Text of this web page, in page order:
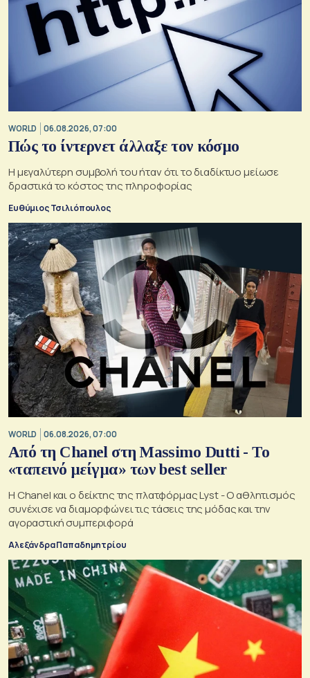
WORLD 06.08.2026, 07:00
Πώς το ίντερνετ άλλαξε τον κόσμο
Η μεγαλύτερη συμβολή του ήταν ότι το διαδίκτυο μείωσε
δραστικά το κόστος της πληροφορίας
Ευθύμιος Τσιλιόπουλος
WORLD 06.08.2026, 07:00
Από τη Chanel στη Massimo Dutti - Το
«ταπεινό μείγμα» των best seller
Η Chanel και ο δείκτης της πλατφόρμας Lyst - Ο αθλητισμός
συνέχισε να διαμορφώνει τις τάσεις της μόδας και την
αγοραστική συμπεριφορά
Αλεξάνδρα Παπαδημητρίου